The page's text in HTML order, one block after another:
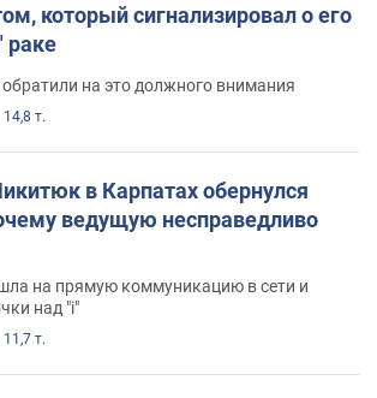
который сигнализировал о его
раке
на это должного внимания
14,8 т.
в Карпатах обернулся
ведущую несправедливо
на прямую коммуникацию в сети и
над "i"
11,7 т.